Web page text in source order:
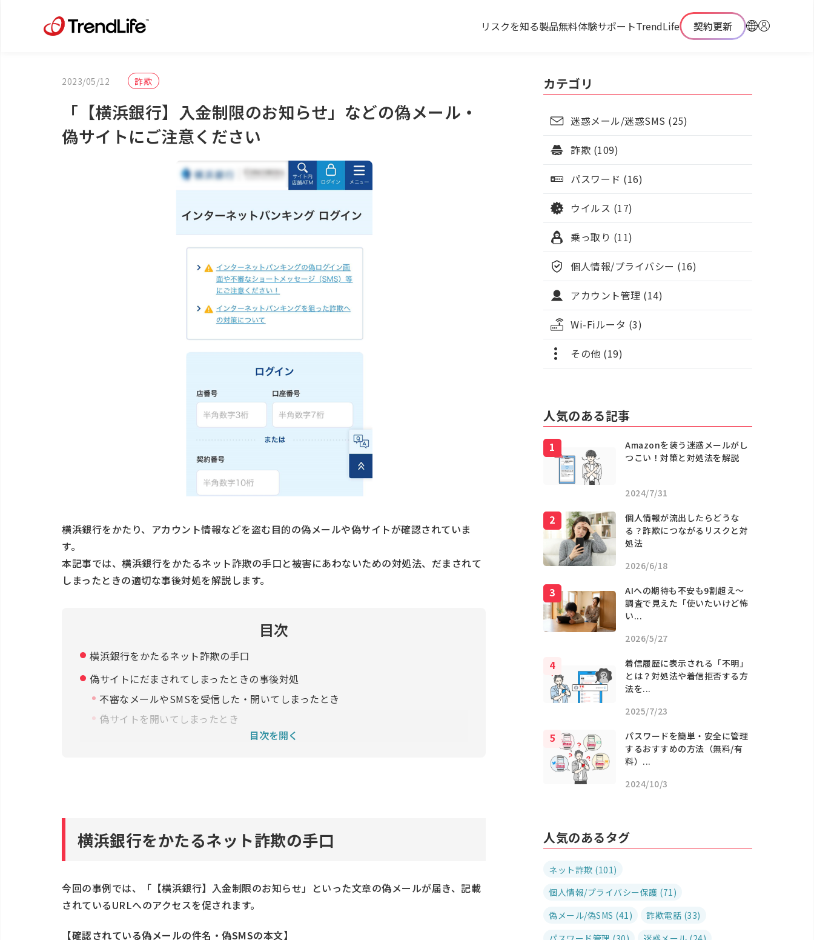
リスクを知る製品無料体験サポートTrendLife 契約更新
2023/05/12 詐欺
「【横浜銀行】入金制限のお知らせ」などの偽メール・
偽サイトにご注意ください
横浜銀行をかたり、アカウント情報などを盗む目的の偽メールや偽サイトが確認されていま
す。
本記事では、横浜銀行をかたるネット詐欺の手口と被害にあわないための対処法、だまされて
しまったときの適切な事後対処を解説します。
目次
横浜銀行をかたるネット詐欺の手口
偽サイトにだまされてしまったときの事後対処
不審なメールやSMSを受信した・開いてしまったとき
偽サイトを開いてしまったとき
偽サイトにカード情報やアカウント情報などを入力してしまったとき
偽サイトへのアクセスを未然にブロックしたい場合
目次を開く
横浜銀行をかたるネット詐欺の手口
今回の事例では、「【横浜銀行】入金制限のお知らせ」といった文章の偽メールが届き、記載
されているURLへのアクセスを促されます。
【確認されている偽メールの件名・偽SMSの本文】
カテゴリ
迷惑メール/迷惑SMS (25)
詐欺 (109)
パスワード (16)
ウイルス (17)
乗っ取り (11)
個人情報/プライバシー (16)
アカウント管理 (14)
Wi-Fiルータ (3)
その他 (19)
人気のある記事
Amazonを装う迷惑メールがし
つこい！対策と対処法を解説
2024/7/31
個人情報が流出したらどうな
る？詐欺につながるリスクと対
処法
2026/6/18
AIへの期待も不安も9割超え〜
調査で見えた「使いたいけど怖
い...
2026/5/27
着信履歴に表示される「不明」
とは？対処法や着信拒否する方
法を...
2025/7/23
パスワードを簡単・安全に管理
するおすすめの方法（無料/有
料）...
2024/10/3
人気のあるタグ
ネット詐欺 (101)
個人情報/プライバシー保護 (71)
偽メール/偽SMS (41)
詐欺電話 (33)